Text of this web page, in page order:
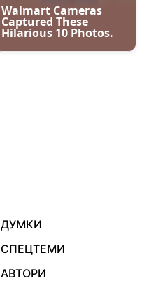
ДУМКИ
СПЕЦТЕМИ
АВТОРИ